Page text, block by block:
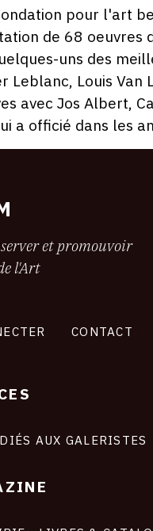
-
pour l'art
de 68
uns des
Louis Van
avec Jos Albert,
a officié dans les
et promouvoir
l'Art
CONTACT
AUX GALERISTES